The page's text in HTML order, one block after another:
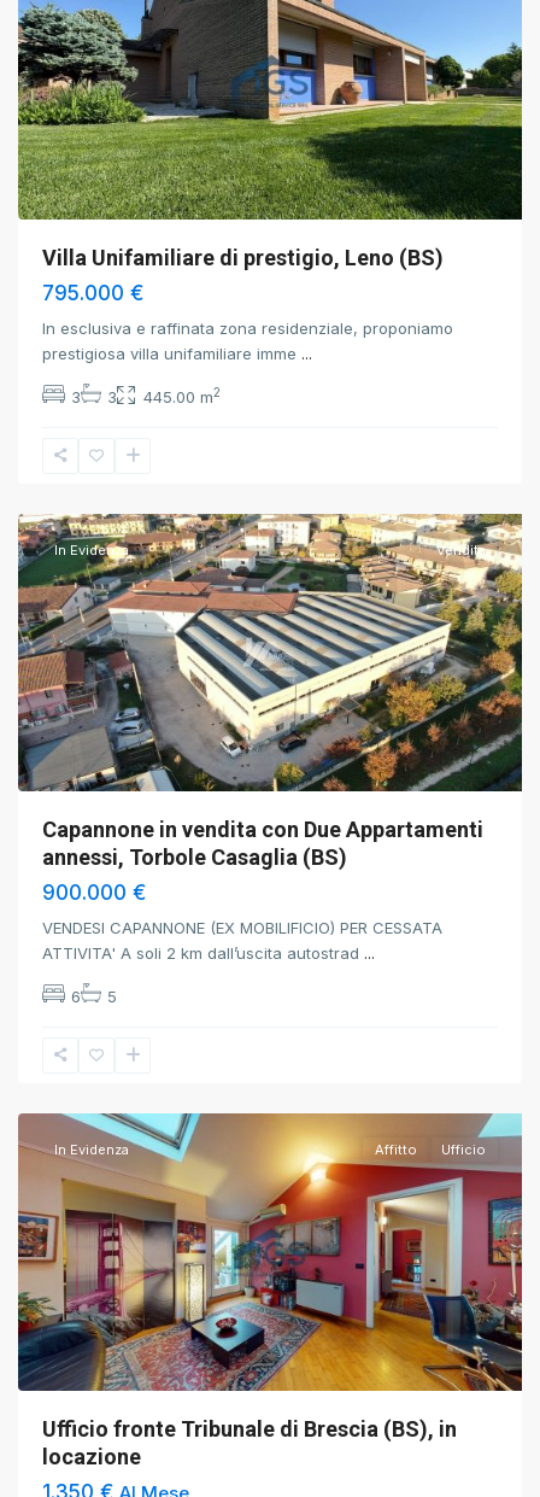
Villa Unifamiliare di prestigio, Leno (BS)
795.000 €
In esclusiva e raffinata zona residenziale, proponiamo
prestigiosa villa unifamiliare imme ...
3 3 445.00 m2
Casaglia
In Evidenza Vendita
Capannone in vendita con Due Appartamenti
annessi, Torbole Casaglia (BS)
900.000 €
VENDESI CAPANNONE (EX MOBILIFICIO) PER CESSATA
ATTIVITA' A soli 2 km dall’uscita autostrad ...
6 5
Brescia,
In Evidenza Affitto Ufficio
Ufficio fronte Tribunale di Brescia (BS), in
locazione
1.350 €